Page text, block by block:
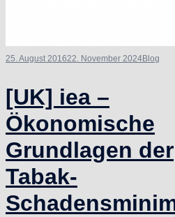
25. August 201622. November 2024Blog
[UK] iea –
Ökonomische
Grundlagen der
Tabak-